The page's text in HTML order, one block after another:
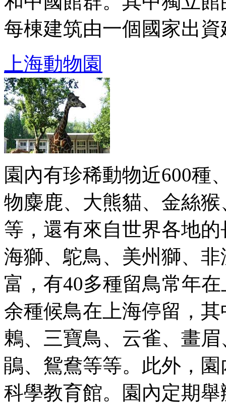
每棟建筑由一個國家出資
上海動物園
園內有珍稀動物近600種
物麋鹿、大熊貓、金絲
等，還有來自世界各地
海獅、鴕鳥、美州獅、
富，有40多種留鳥常年
余種候鳥在上海停留，
鶇、三寶鳥、云雀、畫
鵑、鴛鴦等等。此外，
科學教育館。園內定期